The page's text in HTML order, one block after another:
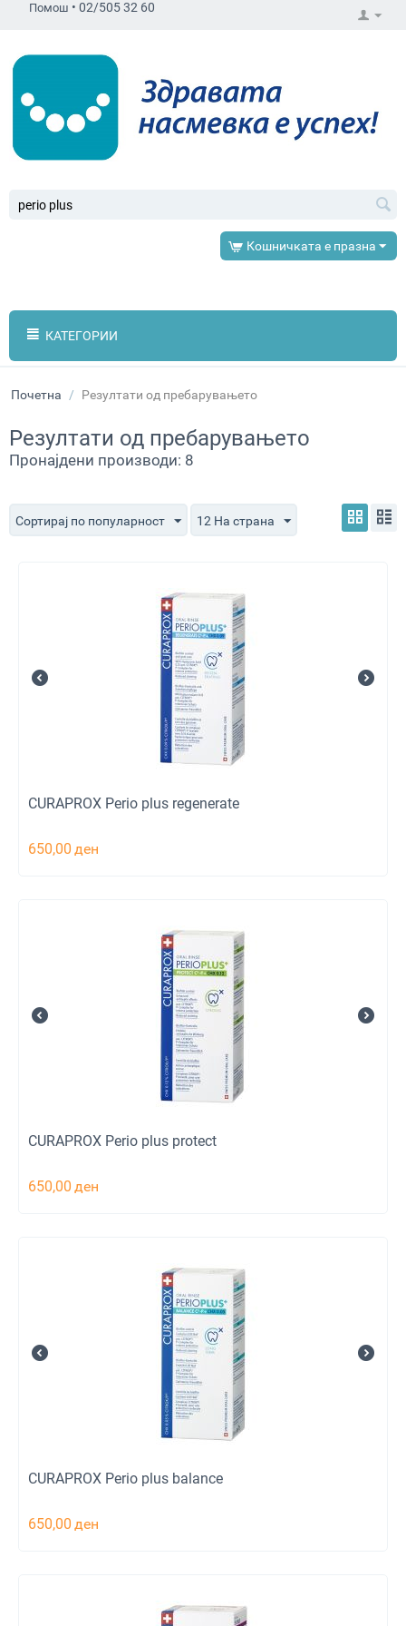
Помош • 02/505 32 60
Кошничката е празна
КАТЕГОРИИ
Почетна / Резултати од пребарувањето
Резултати од пребарувањето
Пронајдени производи: 8
Сортирај по популарност 12 На страна
CURAPROX Perio plus regenerate
650,00 ден
CURAPROX Perio plus protect
650,00 ден
CURAPROX Perio plus balance
650,00 ден